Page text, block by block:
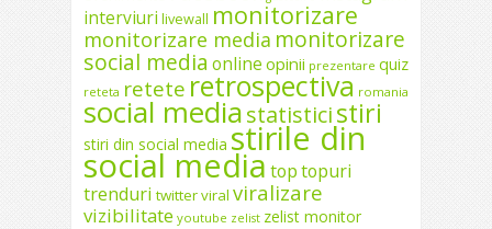
interviuri livewall monitorizare
monitorizare media monitorizare
social media online opinii prezentare quiz
reteta retete retrospectiva romania
social mediastatisticistiri
stiri din social media stirile din
social media toptopuri
trenduri twitterviral viralizare
vizibilitate youtube zelist zelist monitor